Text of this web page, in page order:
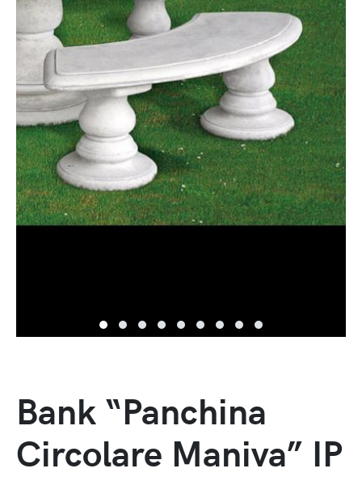
Bank “Panchina
Circolare Maniva” IP